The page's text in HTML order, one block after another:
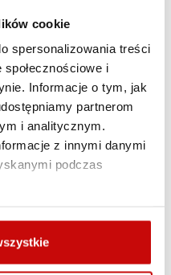
cookie
spersonalizowania treści
i
Informacje o tym, jak
partnerom
i analitycznym.
z innymi danymi
podczas
nakrętek i śrub przed
i korozją.
w różnych rozmiarach,
rolnictwie oraz
informacji
możliwe jest szybkie
przegrzewaniem się